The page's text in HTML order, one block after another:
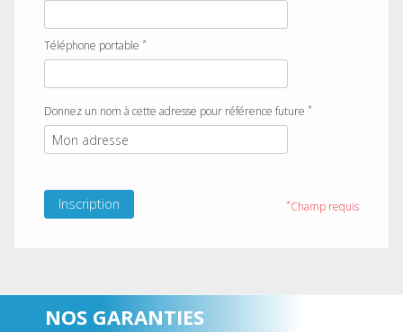
Téléphone portable *
Donnez un nom à cette adresse pour référence future *
Inscription *Champ requis
NOS GARANTIES